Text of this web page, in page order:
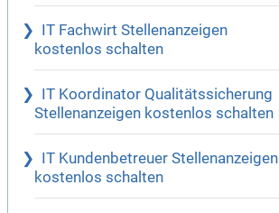
IT Fachwirt Stellenanzeigen
kostenlos schalten
IT Koordinator Qualitätssicherung
Stellenanzeigen kostenlos schalten
IT Kundenbetreuer Stellenanzeigen
kostenlos schalten